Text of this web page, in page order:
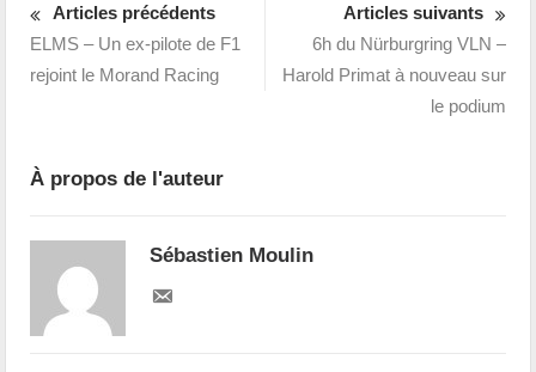
Articles précédents
ELMS – Un ex-pilote de F1
rejoint le Morand Racing
Articles suivants
6h du Nürburgring VLN –
Harold Primat à nouveau sur
le podium
À propos de l'auteur
Sébastien Moulin